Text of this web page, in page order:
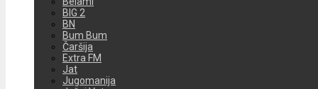
BIG 2
BN
Bum Bum
Čaršija
Extra FM
Jat
Jugomanija